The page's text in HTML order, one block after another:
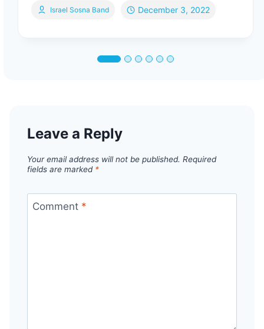
Israel Sosna Band December 3, 2022
Leave a Reply
Your email address will not be published. Required
fields are marked *
Comment *